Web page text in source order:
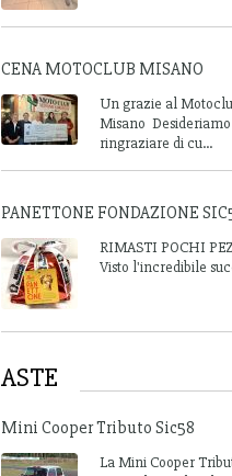
CENA MOTOCLUB MISANO
Un grazie al
Misano Desideriamo
ringraziare di cu...
PANETTONE FONDAZIONE
RIMASTI POCHI
Visto l'incredibile
ASTE
Mini Cooper Tributo Sic58
La Mini Cooper